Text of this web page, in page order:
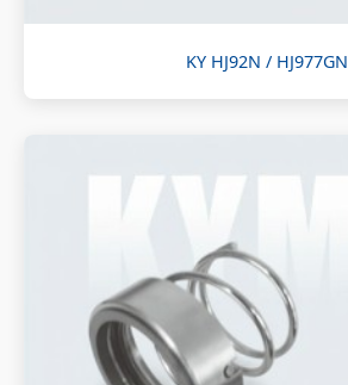
KY HJ92N / HJ977GN